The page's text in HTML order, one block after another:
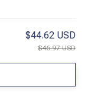
$44.62 USD
$46.97 USD